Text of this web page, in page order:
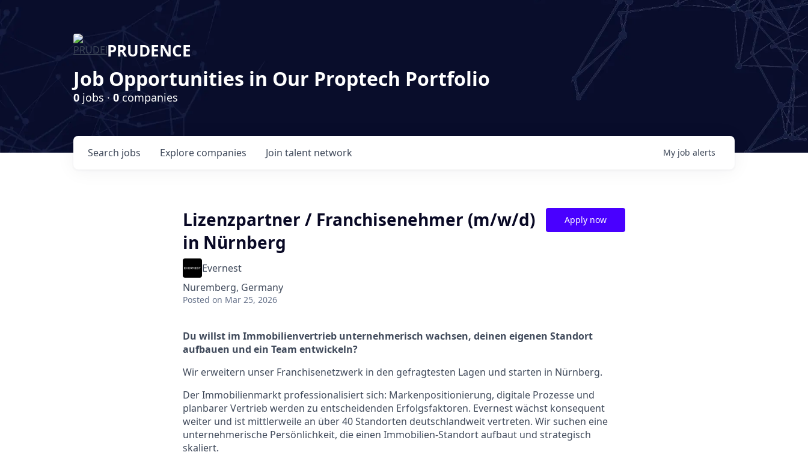
PRUDENCE
Job Opportunities in Our Proptech Portfolio
0 jobs · 0 companies
Search jobs Explore companies Join talent network My job alerts
Lizenzpartner / Franchisenehmer (m/w/d)
in Nürnberg
Evernest
Nuremberg, Germany
Posted on Mar 25, 2026
Apply now
Du willst im Immobilienvertrieb unternehmerisch wachsen, deinen eigenen Standort
aufbauen und ein Team entwickeln?
Wir erweitern unser Franchisenetzwerk in den gefragtesten Lagen und starten in Nürnberg.
Der Immobilienmarkt professionalisiert sich: Markenpositionierung, digitale Prozesse und
planbarer Vertrieb werden zu entscheidenden Erfolgsfaktoren. Evernest wächst konsequent
weiter und ist mittlerweile an über 40 Standorten deutschlandweit vertreten. Wir suchen eine
unternehmerische Persönlichkeit, die einen Immobilien-Standort aufbaut und strategisch
skaliert.